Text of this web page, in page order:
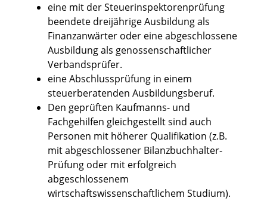
eine mit der Steuerinspektorenprüfung
beendete dreijährige Ausbildung als
Finanzanwärter oder eineabgeschlossene
Ausbildung als genossenschaftlicher
Verbandsprüfer.
eine Abschlussprüfung in einem
steuerberatenden Ausbildungsberuf.
Den geprüften Kaufmanns- und
Fachgehilfen gleichgestellt sind auch
Personen mit höherer Qualifikation (z.B.
mit abgeschlossener Bilanzbuchhalter-
Prüfung oder mit erfolgreich
abgeschlossenem
wirtschaftswissenschaftlichem Studium).